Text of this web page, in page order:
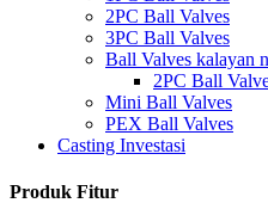
2PC Ball Valves
3PC Ball Valves
Ball Valves kalayan
2PC Ball
Mini Ball Valves
PEX Ball Valves
Casting Investasi
Produk Fitur